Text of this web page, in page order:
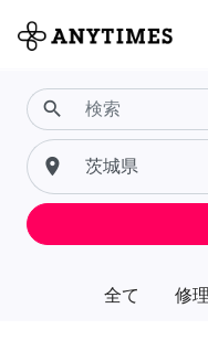
全て 修
search
place